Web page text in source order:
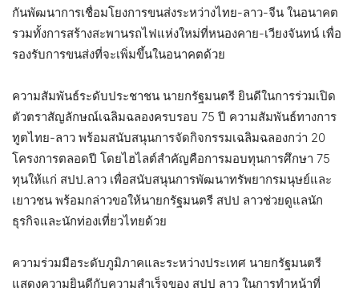
กันพัฒนาการเชื่อมโยงการขนส่งระหว่างไทย-ลาว-จีน ในอนาคต
รวมทั้งการสร้างสะพานรถไฟแห่งใหม่ที่หนองคาย-เวียงจันทน์ เพื่อ
รองรับการขนส่งที่จะเพิ่มขึ้นในอนาคตด้วย
ความสัมพันธ์ระดับประชาชน นายกรัฐมนตรี ยินดีในการร่วมเปิด
ตัวตราสัญลักษณ์เฉลิมฉลองครบรอบ 75 ปี ความสัมพันธ์ทางการ
ทูตไทย-ลาว พร้อมสนับสนุนการจัดกิจกรรมเฉลิมฉลองกว่า 20
โครงการตลอดปี โดยไฮไลต์สำคัญคือการมอบทุนการศึกษา 75
ทุนให้แก่ สปป.ลาว เพื่อสนับสนุนการพัฒนาทรัพยากรมนุษย์และ
เยาวชน พร้อมกล่าวขอให้นายกรัฐมนตรี สปป ลาวช่วยดูแลนัก
ธุรกิจและนักท่องเที่ยวไทยด้วย
ความร่วมมือระดับภูมิภาคและระหว่างประเทศ นายกรัฐมนตรี
แสดงความยินดีกับความสำเร็จของ สปป ลาว ในการทำหน้าที่